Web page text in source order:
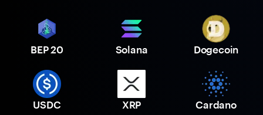
BEP 20 Solana Dogecoin
USDC XRP Cardano